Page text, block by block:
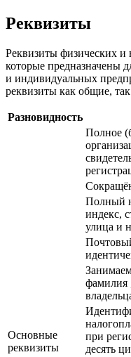
Реквизиты
Реквизиты физических
которые предназначены
и индивидуальных
реквизиты как общие,
Разновидность
Основные
реквизиты
Полное
Полный
индекс,
улица и
фамилия
при
десять